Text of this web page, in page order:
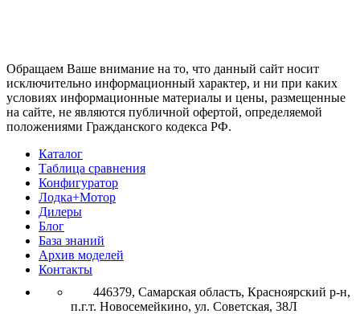
Обращаем Ваше внимание на то, что данный сайт носит
исключительно информационный характер, и ни при каких
условиях информационные материалы и цены, размещенные
на сайте, не являются публичной офертой, определяемой
положениями Гражданского кодекса РФ.
Каталог
Таблица сравнения
Конфигуратор
Лодка+Мотор
Дилеры
Блог
База знаний
Архив моделей
Контакты
446379, Самарская область, Красноярский р-н,
п.г.т. Новосемейкино, ул. Советская, 38Л